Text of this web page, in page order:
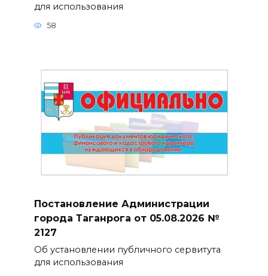
для использования
58
Постановление Администрации
города Таганрога от 05.08.2026 №
2127
Об установлении публичного сервитута
для использования